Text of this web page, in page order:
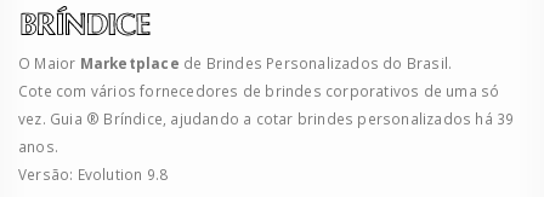
O Maior Marketplace de Brindes Personalizados do Brasil.
Cote com vários fornecedores de brindes corporativos de uma só
vez. Guia ® Bríndice, ajudando a cotar brindes personalizados há 39
anos.
Versão: Evolution 9.8